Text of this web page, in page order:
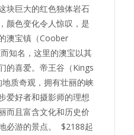
块巨大的红色独体岩石
颜色变化令人惊叹，是
澳宝镇（Coober
知名，这里的澳宝以其
的喜爱。帝王谷（Kings
质奇观，拥有壮丽的峡
爱好者和摄影师的理想
而且富含文化和历史价
必游的景点。 $2188起